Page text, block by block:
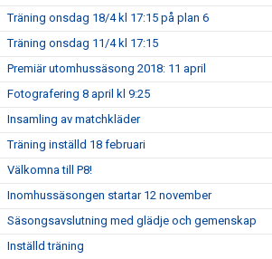
Träning onsdag 18/4 kl 17:15 på plan 6
Träning onsdag 11/4 kl 17:15
Premiär utomhussäsong 2018: 11 april
Fotografering 8 april kl 9:25
Insamling av matchkläder
Träning inställd 18 februari
Välkomna till P8!
Inomhussäsongen startar 12 november
Säsongsavslutning med glädje och gemenskap
Inställd träning